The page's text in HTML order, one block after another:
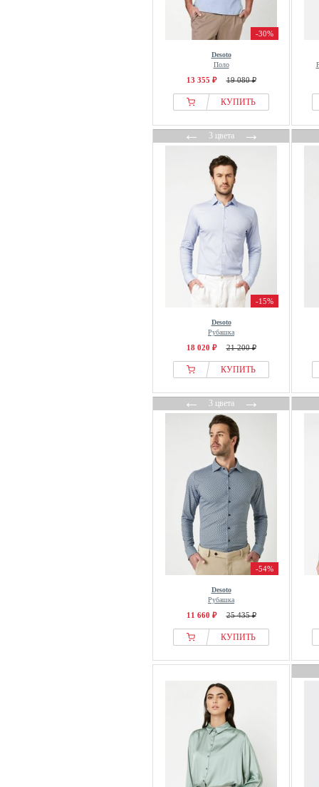
-30%
Desoto
Поло
13 355 ₽ 19 080 ₽
КУПИТЬ
←3 цвета→
-15%
Desoto
Рубашка
18 020 ₽ 21 200 ₽
КУПИТЬ
←3 цвета→
-54%
Desoto
Рубашка
11 660 ₽ 25 435 ₽
КУПИТЬ